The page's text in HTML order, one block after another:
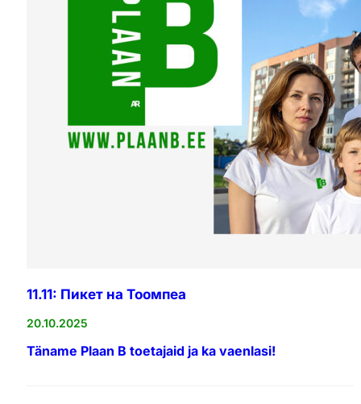
11.11: Пикет на Тоомпеа
20.10.2025
Täname Plaan B toetajaid ja ka vaenlasi!